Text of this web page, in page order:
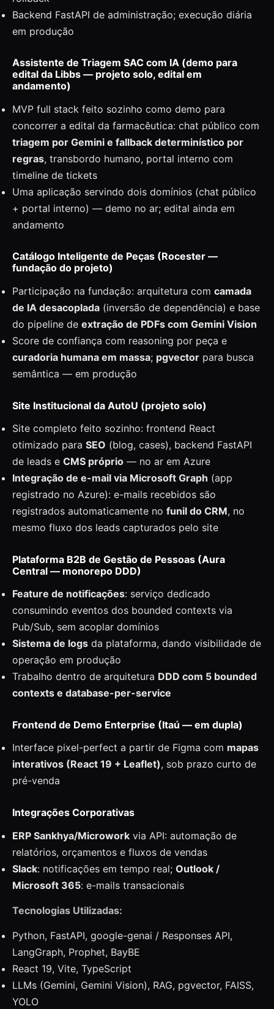
Backend FastAPI de administração; execução diária
em produção
Assistente de Triagem SAC com IA (demo para
edital da Libbs — projeto solo, edital em
andamento)
MVP full stack feito sozinho como demo para
concorrer a edital da farmacêutica: chat público com
triagem por Gemini e fallback determinístico por
regras, transbordo humano, portal interno com
timeline de tickets
Uma aplicação servindo dois domínios (chat público
+ portal interno) — demo no ar; edital ainda em
andamento
Catálogo Inteligente de Peças (Rocester —
fundação do projeto)
Participação na fundação: arquitetura com camada
de IA desacoplada (inversão de dependência) e base
do pipeline de extração de PDFs com Gemini Vision
Score de confiança com reasoning por peça e
curadoria humana em massa; pgvector para busca
semântica — em produção
Site Institucional da AutoU (projeto solo)
Site completo feito sozinho: frontend React
otimizado para SEO (blog, cases), backend FastAPI
de leads e CMS próprio — no ar em Azure
Integração de e-mail via Microsoft Graph (app
registrado no Azure): e-mails recebidos são
registrados automaticamente no funil do CRM, no
mesmo fluxo dos leads capturados pelo site
Plataforma B2B de Gestão de Pessoas (Aura
Central — monorepo DDD)
Feature de notificações: serviço dedicado
consumindo eventos dos bounded contexts via
Pub/Sub, sem acoplar domínios
Sistema de logs da plataforma, dando visibilidade de
operação em produção
Trabalho dentro de arquitetura DDD com 5 bounded
contexts e database-per-service
Frontend de Demo Enterprise (Itaú — em dupla)
Interface pixel-perfect a partir de Figma com mapas
interativos (React 19 + Leaflet), sob prazo curto de
pré-venda
Integrações Corporativas
ERP Sankhya/Microwork via API: automação de
relatórios, orçamentos e fluxos de vendas
Slack: notificações em tempo real; Outlook /
Microsoft 365: e-mails transacionais
Tecnologias Utilizadas:
Python, FastAPI, google-genai / Responses API,
LangGraph, Prophet, BayBE
React 19, Vite, TypeScript
LLMs (Gemini, Gemini Vision), RAG, pgvector, FAISS,
YOLO